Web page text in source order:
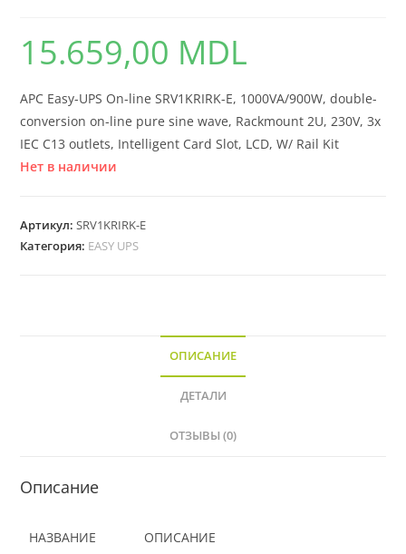
15.659,00 MDL
APC Easy-UPS On-line SRV1KRIRK-E, 1000VA/900W, double-
conversion on-line pure sine wave, Rackmount 2U, 230V, 3x
IEC C13 outlets, Intelligent Card Slot, LCD, W/ Rail Kit
Нет в наличии
Артикул:SRV1KRIRK-E
Категория: EASY UPS
ОПИСАНИЕ
ДЕТАЛИ
ОТЗЫВЫ (0)
Описание
НАЗВАНИЕ ОПИСАНИЕ